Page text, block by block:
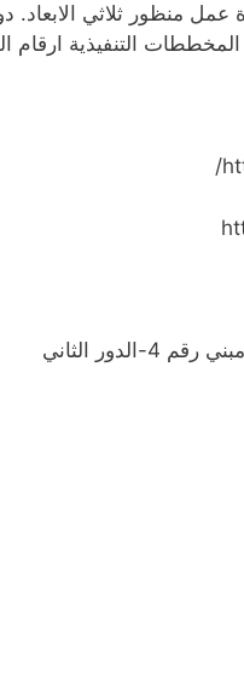
منظور ثلاثي الابعاد.
التنفيذية ارقام
الثاني